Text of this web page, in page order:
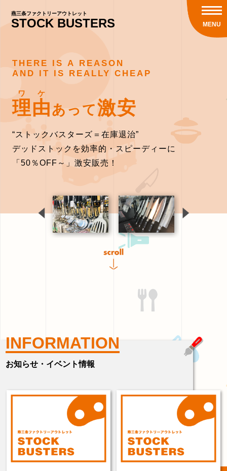
燕三条ファクトリーアウトレット
STOCK BUSTERS MENU
THERE IS A REASON
AND IT IS REALLY CHEAP
理由
ワケ
あって激安
“ストックバスターズ＝在庫退治”
デッドストックを効率的・スピーディーに
「50％OFF～」激安販売！
INFORMATION
お知らせ・イベント情報